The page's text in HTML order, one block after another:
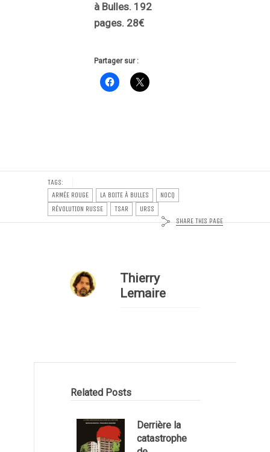
à Bulles. 192
pages. 28€
Partager sur :
TAGS:
ARMÉE ROUGE
LA BOITE À BULLES
NOCQ
RÉVOLUTION RUSSE
TSAR
URSS
SHARE THIS PAGE
Thierry
Lemaire
Related Posts
Derrière la
catastrophe